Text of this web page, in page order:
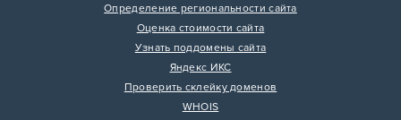
Определение региональности сайта
Оценка стоимости сайта
Узнать поддомены сайта
Яндекс ИКС
Проверить склейку доменов
WHOIS